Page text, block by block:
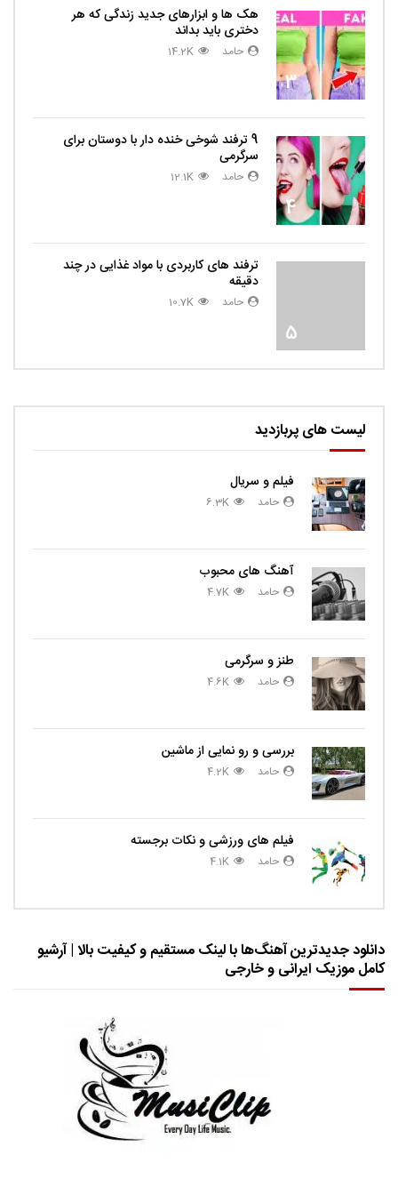
3
هک ها و ابزارهای جدید زندگی که هر
دختری باید بداند
حامد 14.2K
4
9 ترفند شوخی خنده دار با دوستان برای
سرگرمی
حامد 12.1K
5
ترفند های کاربردی با مواد غذایی در چند
دقیقه
حامد 10.7K
لیست های پربازدید
فیلم و سریال
حامد 6.3K
آهنگ های محبوب
حامد 4.7K
طنز و سرگرمی
حامد 4.6K
بررسی و رو نمایی از ماشین
حامد 4.2K
فیلم های ورزشی و نکات برجسته
حامد 4.1K
دانلود جدیدترین آهنگ‌ها با لینک مستقیم و کیفیت بالا | آرشیو
کامل موزیک ایرانی و خارجی